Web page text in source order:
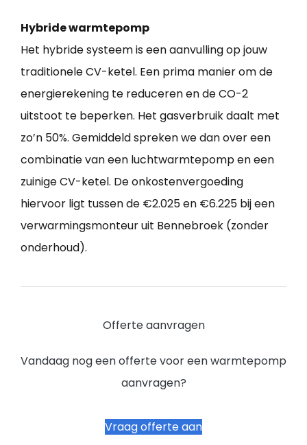
Hybride warmtepomp
Het hybride systeem is een aanvulling op jouw
traditionele CV-ketel. Een prima manier om de
energierekening te reduceren en de CO-2
uitstoot te beperken. Het gasverbruik daalt met
zo’n 50%. Gemiddeld spreken we dan over een
combinatie van een luchtwarmtepomp en een
zuinige CV-ketel. De onkostenvergoeding
hiervoor ligt tussen de €2.025 en €6.225 bij een
verwarmingsmonteur uit Bennebroek (zonder
onderhoud).
Offerte aanvragen
Vandaag nog een offerte voor een warmtepomp
aanvragen?
Vraag offerte aan